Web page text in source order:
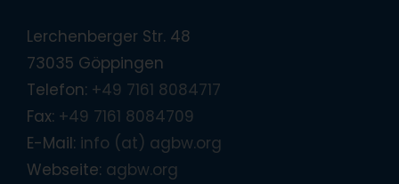
Lerchenberger Str. 48
73035 Göppingen
Telefon: +49 7161 8084717
Fax: +49 7161 8084709
E-Mail: info (at) agbw.org
Webseite: agbw.org